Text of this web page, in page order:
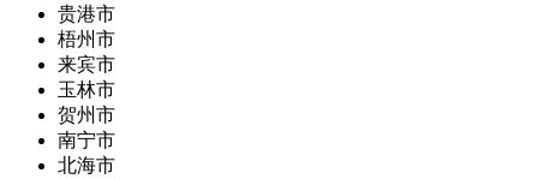
贵港市
梧州市
来宾市
玉林市
贺州市
南宁市
北海市